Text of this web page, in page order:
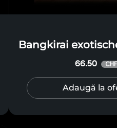
Bangkirai
66.50 CHF
Adaugă la